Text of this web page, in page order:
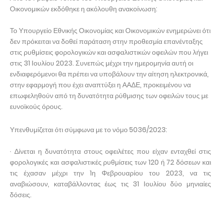
Οικονομικών εκδόθηκε η ακόλουθη ανακοίνωση:
Το Υπουργείο Εθνικής Οικονομίας και Οικονομικών ενημερώνει ότι
δεν πρόκειται να δοθεί παράταση στην προθεσμία επανένταξης
στις ρυθμίσεις φορολογικών και ασφαλιστικών οφειλών που λήγει
στις 31 Ιουλίου 2023. Συνεπώς μέχρι την ημερομηνία αυτή οι
ενδιαφερόμενοι θα πρέπει να υποβάλουν την αίτηση ηλεκτρονικά,
στην εφαρμογή που έχει αναπτύξει η ΑΑΔΕ, προκειμένου να
επωφεληθούν από τη δυνατότητα ρύθμισης των οφειλών τους με
ευνοϊκούς όρους.
Υπενθυμίζεται ότι σύμφωνα με το νόμο 5036/2023:
· Δίνεται η δυνατότητα στους οφειλέτες που είχαν ενταχθεί στις
φορολογικές και ασφαλιστικές ρυθμίσεις των 120 ή 72 δόσεων και
τις έχασαν μέχρι την 1η Φεβρουαρίου του 2023, να τις
αναβιώσουν, καταβάλλοντας έως τις 31 Ιουλίου δύο μηνιαίες
δόσεις.